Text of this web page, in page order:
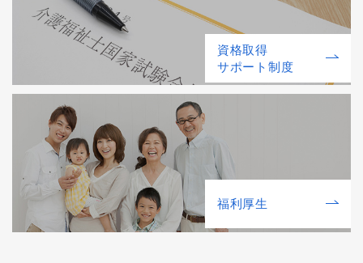
資格取得
サポート制度
福利厚⽣